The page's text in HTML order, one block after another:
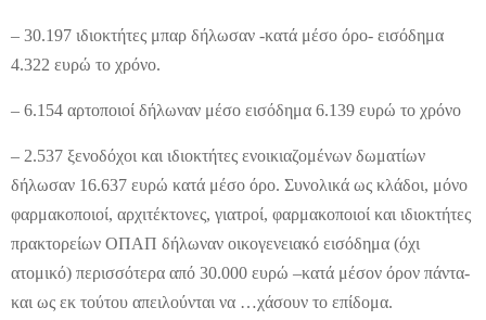
– 30.197 ιδιοκτήτες μπαρ δήλωσαν -κατά μέσο όρο- εισόδημα
4.322 ευρώ το χρόνο.
– 6.154 αρτοποιοί δήλωναν μέσο εισόδημα 6.139 ευρώ το χρόνο
– 2.537 ξενοδόχοι και ιδιοκτήτες ενοικιαζομένων δωματίων
δήλωσαν 16.637 ευρώ κατά μέσο όρο. Συνολικά ως κλάδοι, μόνο
φαρμακοποιοί, αρχιτέκτονες, γιατροί, φαρμακοποιοί και ιδιοκτήτες
πρακτορείων ΟΠΑΠ δήλωναν οικογενειακό εισόδημα (όχι
ατομικό) περισσότερα από 30.000 ευρώ –κατά μέσον όρον πάντα-
και ως εκ τούτου απειλούνται να …χάσουν το επίδομα.